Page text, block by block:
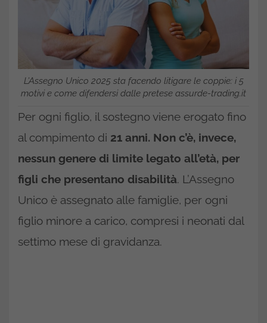
L’Assegno Unico 2025 sta facendo litigare le coppie: i 5
motivi e come difendersi dalle pretese assurde-trading.it
Per ogni figlio, il sostegno viene erogato fino
al compimento di 21 anni. Non c’è, invece,
nessun genere di limite legato all’età, per
figli che presentano disabilità. L’Assegno
Unico è assegnato alle famiglie, per ogni
figlio minore a carico, compresi i neonati dal
settimo mese di gravidanza.